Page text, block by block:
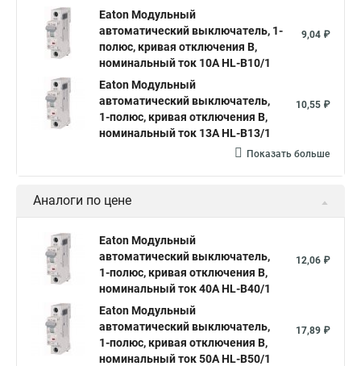
Eaton Модульный
автоматический выключатель, 1-
полюс, кривая отключения B,
номинальный ток 10А HL-B10/1
9,04 ₽
Eaton Модульный
автоматический выключатель,
1-полюс, кривая отключения B,
номинальный ток 13А HL-B13/1
10,55 ₽
Показать больше
Аналоги по цене
Eaton Модульный
автоматический выключатель,
1-полюс, кривая отключения B,
номинальный ток 40А HL-B40/1
12,06 ₽
Eaton Модульный
автоматический выключатель,
1-полюс, кривая отключения B,
номинальный ток 50А HL-B50/1
17,89 ₽